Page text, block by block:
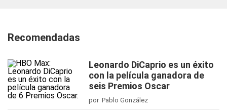
Recomendadas
Leonardo DiCaprio es un éxito
con la película ganadora de
seis Premios Oscar
por Pablo González